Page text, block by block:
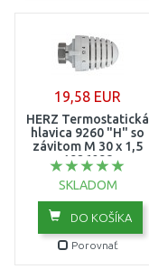
19,58 EUR
HERZ Termostatická
hlavica 9260 "H" so
závitom M 30 x 1,5
1926098
SKLADOM
DO KOŠÍKA
Porovnať